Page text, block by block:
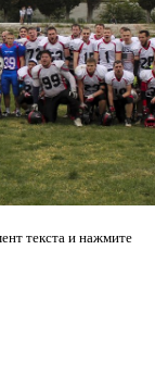
текста и нажмите